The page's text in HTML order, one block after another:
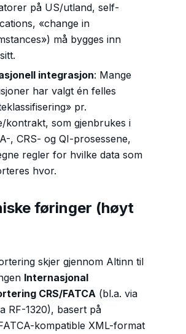
på US/utland, self-
«change in
må bygges inn
integrasjon: Mange
har valgt én felles
pr.
kontrakt, som gjenbrukes i
, CRS- og QI-prosessene,
regler for hvilke data som
hvor.
føringer (høyt
skjer gjennom Altinn til
Internasjonal
CRS/FATCA (bl.a. via
RF-1320), basert på
kompatible XML-format